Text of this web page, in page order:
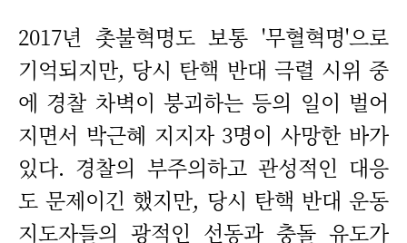
2017년 촛불혁명도 보통 '무혈혁명'으로
기억되지만, 당시 탄핵 반대 극렬 시위 중
에 경찰 차벽이 붕괴하는 등의 일이 벌어
지면서 박근혜 지지자 3명이 사망한 바가
있다. 경찰의 부주의하고 관성적인 대응
도 문제이긴 했지만, 당시 탄핵 반대 운동
지도자들의 광적인 선동과 충돌 유도가